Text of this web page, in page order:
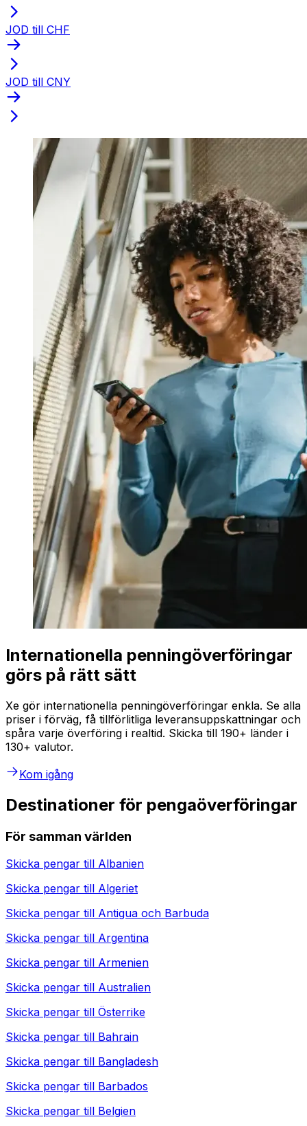
JOD till CHF
JOD till CNY
Internationella penningöverföringar
görs på rätt sätt
Xe gör internationella penningöverföringar enkla. Se alla
priser i förväg, få tillförlitliga leveransuppskattningar och
spåra varje överföring i realtid. Skicka till 190+ länder i
130+ valutor.
Kom igång
Destinationer för pengaöverföringar
För samman världen
Skicka pengar till Albanien
Skicka pengar till Algeriet
Skicka pengar till Antigua och Barbuda
Skicka pengar till Argentina
Skicka pengar till Armenien
Skicka pengar till Australien
Skicka pengar till Österrike
Skicka pengar till Bahrain
Skicka pengar till Bangladesh
Skicka pengar till Barbados
Skicka pengar till Belgien